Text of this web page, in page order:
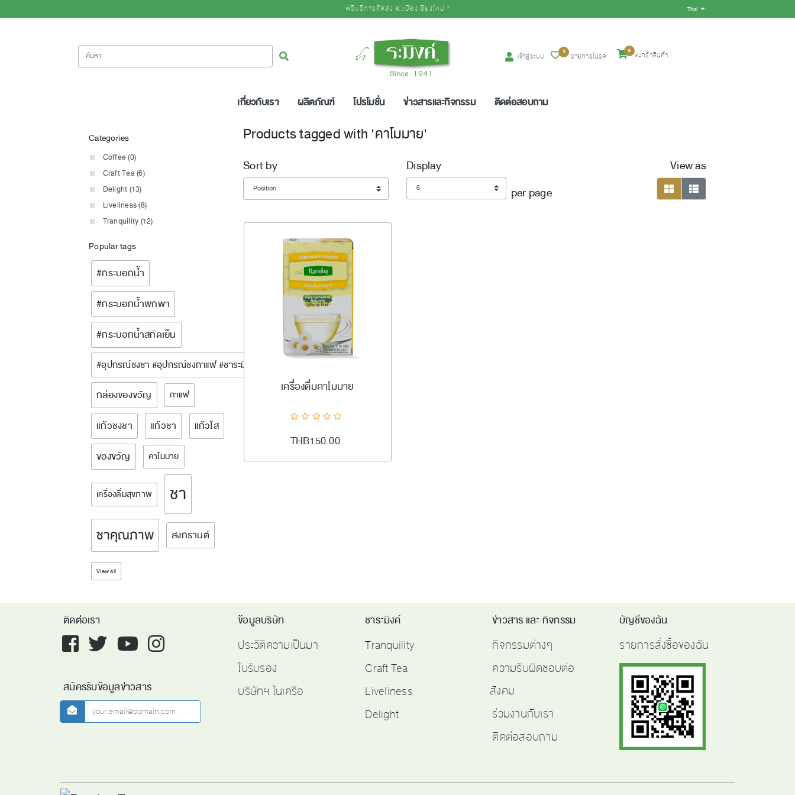
ฟรีบริการจัดส่ง อ.เมืองเชียงใหม่ * Thai
Toggle Dropdown
ค้นหา ค้นหา เข้าสู่ระบบ รายการโปรด
0 ตะกร้าสินค้า
0
เกี่ยวกับเรา ผลิตภัณฑ์ โปรโมชั่น ข่าวสารและกิจกรรม ติดต่อสอบถาม
Categories
Coffee (0)
Craft Tea (6)
Delight (13)
Liveliness (8)
Tranquility (12)
Popular tags
#กระบอกน้ำ
#กระบอกน้ำพกพา
#กระบอกน้ำสกัดเย็น
#อุปกรณ์ชงชา #อุปกรณ์ชงกาแฟ #ชาระมิงค์ #ramingtea
กล่องของขวัญ กาแฟ
แก้วชงชา แก้วชา
แก้วใส
ของขวัญ
คาโมมาย
เครื่องดื่มสุขภาพ ชา
ชาคุณภาพ สงกรานต์
View all
Products tagged with 'คาโมมาย'
Sort by
Display
Display
per page
View as
viewmode gridviewmode list
เพิ่มลงตะกร้า
ADDTOCART Quick ViewAddToCompareList
เครื่องดื่มคาโมมาย
THB150.00
ติดต่อเรา
Facebook twitter youtube instagram
สมัครรับข้อมูลข่าวสาร
newsletter
ข้อมูลบริษัท
ประวัติความเป็นมา
ใบรับรอง
บริษัทฯ ในเครือ
ชาระมิงค์
Tranquility
Craft Tea
Liveliness
Delight
ข่าวสาร และ กิจกรรม
กิจกรรมต่างๆ
ความรับผิดชอบต่อ
สังคม
ร่วมงานกับเรา
ติดต่อสอบถาม
บัญชีของฉัน
รายการสั่งซื้อของฉัน